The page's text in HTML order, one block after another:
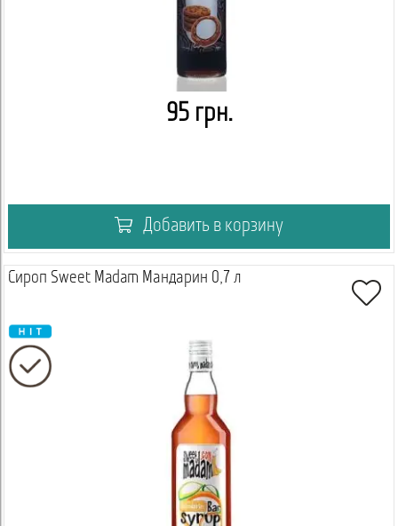
95 грн.
Добавить в корзину
Сироп Sweet Madam Мандарин 0,7 л